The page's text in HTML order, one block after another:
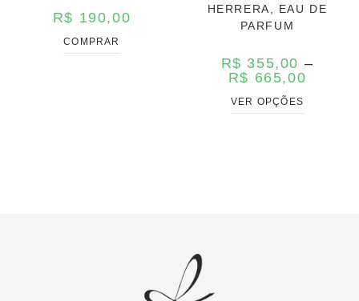
R$ 190,00
COMPRAR
HERRERA, EAU DE
PARFUM
R$ 355,00 –
R$ 665,00
VER OPÇÕES